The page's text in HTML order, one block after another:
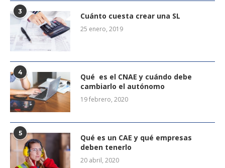
3 Cuánto cuesta crear una SL
25 enero, 2019
4
Qué es el CNAE y cuándo debe
cambiarlo el autónomo
19 febrero, 2020
5
Qué es un CAE y qué empresas
deben tenerlo
20 abril, 2020